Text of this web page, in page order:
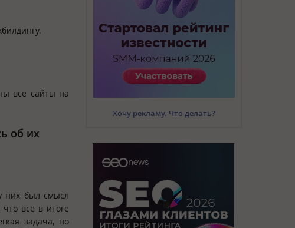
все сайты на
об их
них был смысл
все в итоге
задача, но
Хочу рекламу. Что делать?